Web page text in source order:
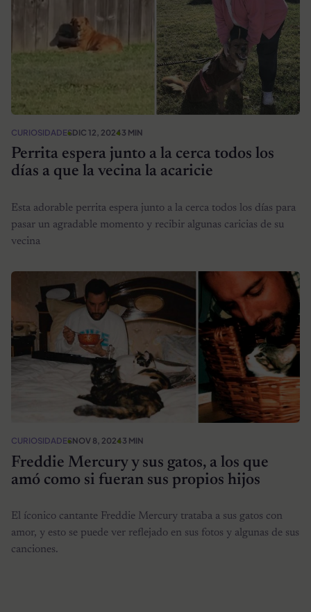
CURIOSIDADESDIC 12, 20243 MIN
Perrita espera junto a la cerca todos los
días a que la vecina la acaricie
Esta adorable perrita espera junto a la cerca todos los días para
pasar un agradable momento y recibir algunas caricias de su
vecina
CURIOSIDADESNOV 8, 20243 MIN
Freddie Mercury y sus gatos, a los que
amó como si fueran sus propios hijos
El íconico cantante Freddie Mercury trataba a sus gatos con
amor, y esto se puede ver reflejado en sus fotos y algunas de sus
canciones.